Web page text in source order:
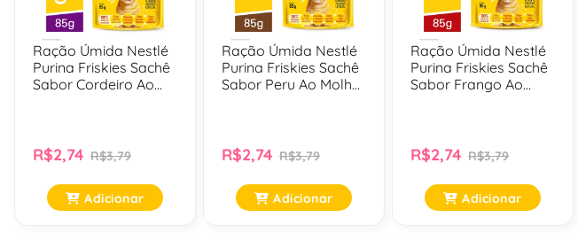
Ração Úmida Nestlé
Purina Friskies Sachê
Sabor Cordeiro Ao
R$2,74 R$3,79
Adicionar
Ração Úmida Nestlé
Purina Friskies Sachê
Sabor Peru Ao Molho
R$2,74 R$3,79
Adicionar
Ração Úmida Nestlé
Purina Friskies Sachê
Sabor Frango Ao
R$2,74 R$3,79
Adicionar